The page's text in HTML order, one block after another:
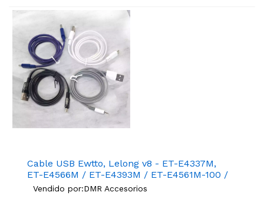
Cable USB Ewtto, Lelong v8 - ET-E4337M,
ET-E4566M / ET-E4393M / ET-E4561M-100 /
ET-E4562M-100 / ET-E4110M-300 / ET-
E6057M / ET-E410M-300 / LE-680V
Vendido por:DMR Accesorios